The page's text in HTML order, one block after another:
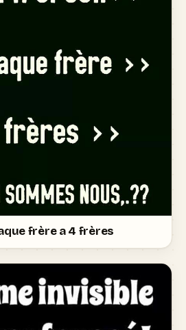
frère a 4 frères